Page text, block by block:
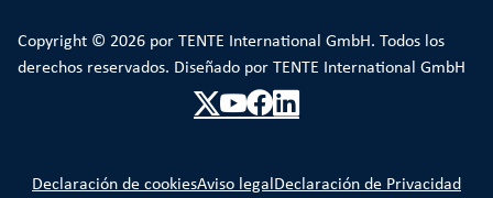
Copyright © 2026 por TENTE International GmbH. Todos los
derechos reservados. Diseñado por TENTE International GmbH
Declaración de cookiesAviso legalDeclaración de Privacidad